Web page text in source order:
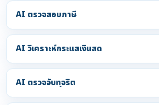
AI ตรวจสอบภาษี
AI วิเคราะห์กระแสเงินสด
AI ตรวจจับทุจริต